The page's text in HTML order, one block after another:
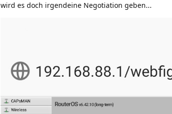
wird es doch irgendeine Negotiation geben...